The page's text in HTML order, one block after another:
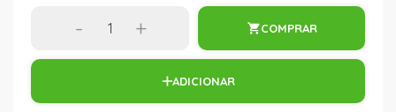
- + COMPRAR
ADICIONAR